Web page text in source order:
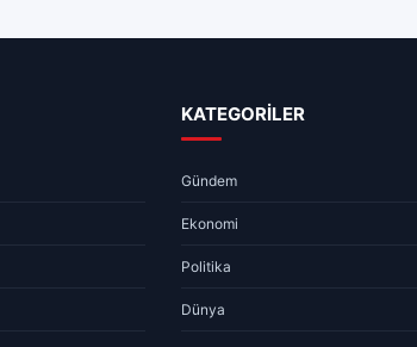
KATEGORİLER
Gündem
Ekonomi
Politika
Dünya